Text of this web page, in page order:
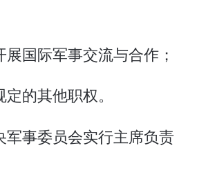
展国际军事交流与合作；
定的其他职权。
事委员会实行主席负责